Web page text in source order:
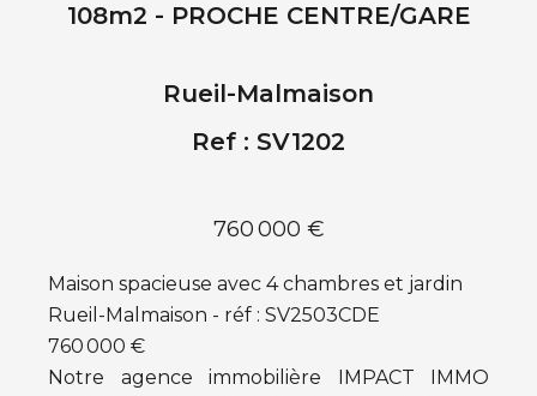
108m2 - PROCHE CENTRE/GARE
Rueil-Malmaison
Ref : SV1202
760 000 €
Maison spacieuse avec 4 chambres et jardin
Rueil-Malmaison - réf : SV2503CDE
760 000 €
Notre agence immobilière IMPACT IMMO